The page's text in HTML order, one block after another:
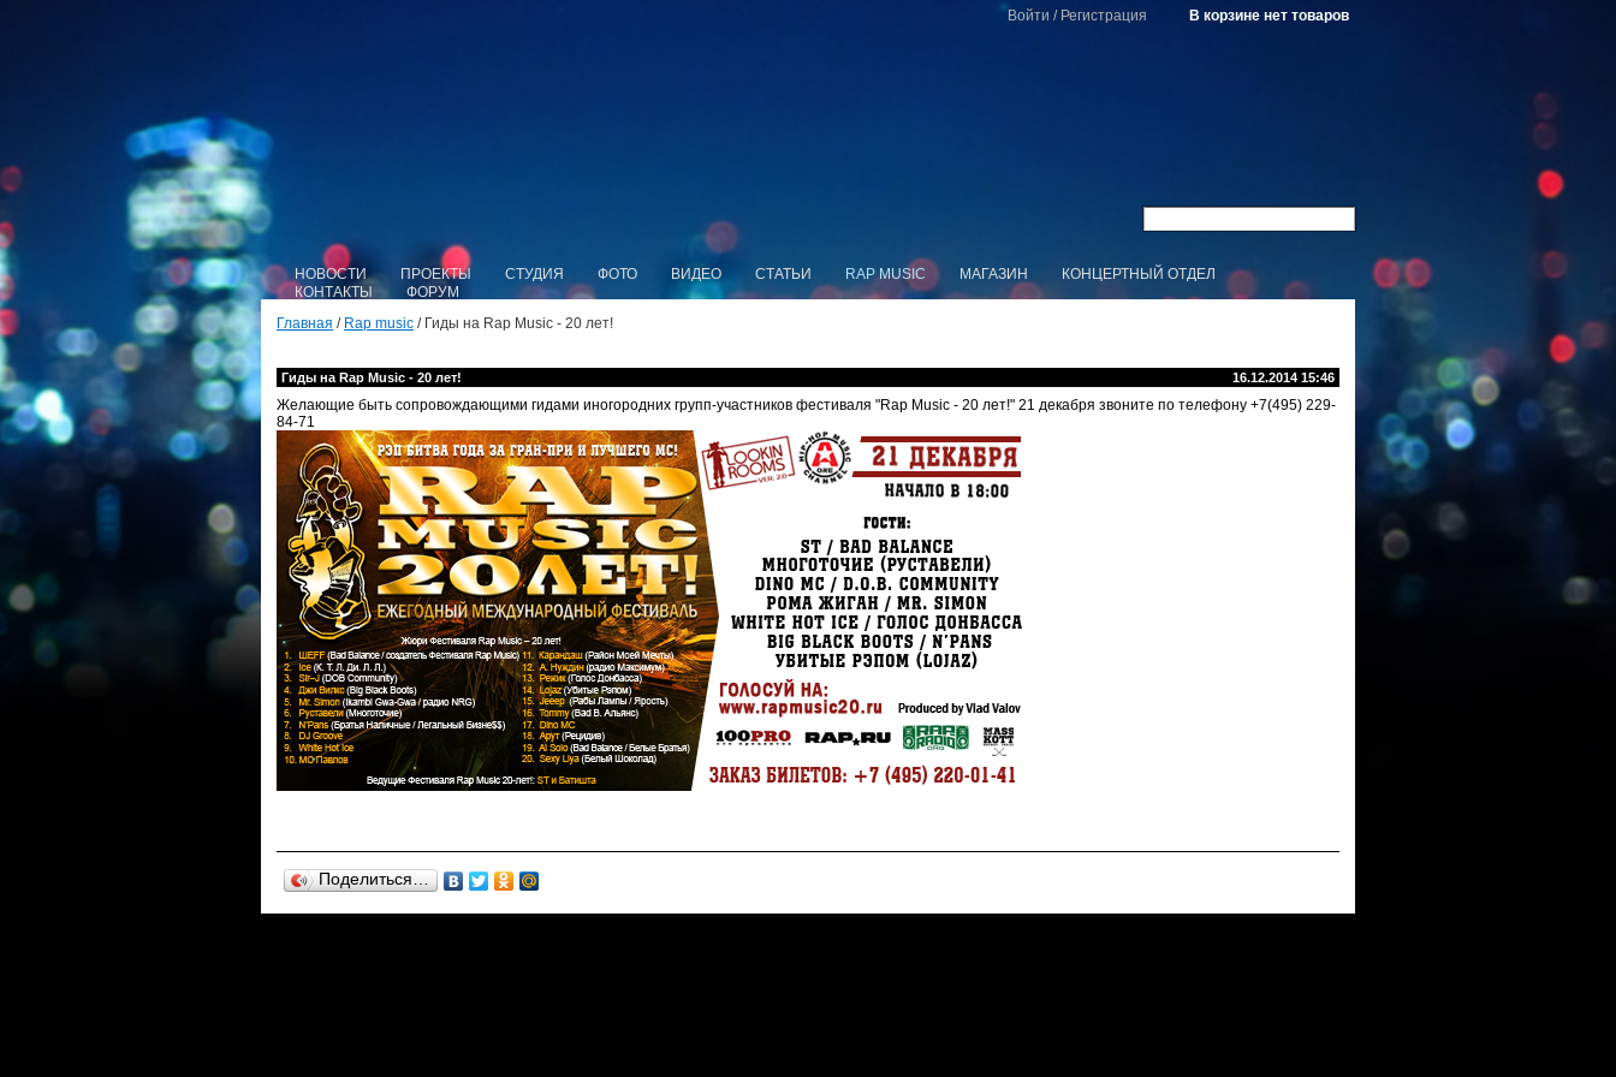
Войти / Регистрация В корзине нет товаров
НОВОСТИ ПРОЕКТЫ СТУДИЯ ФОТО ВИДЕО СТАТЬИ RAP MUSIC МАГАЗИН
КОНЦЕРТНЫЙ ОТДЕЛ
КОНТАКТЫ
ФОРУМ
Главная / Rap music / Гиды на Rap Music - 20 лет!
16.12.2014 15:46
Гиды на Rap Music - 20 лет!
Желающие быть сопровождающими гидами иногородних групп-участников фестиваля "Rap Music - 20 лет!" 21 декабря звоните по телефону +7(495) 229-
84-71
Поделиться…